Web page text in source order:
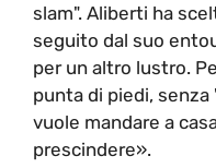
slam". Aliberti ha
seguito dal suo
per un altro lustro.
punta di piedi,
vuole mandare a
prescindere».